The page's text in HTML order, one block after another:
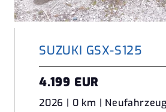
SUZUKI GSX-S125
4.199 EUR
2026 | 0 km | Neufahrzeug